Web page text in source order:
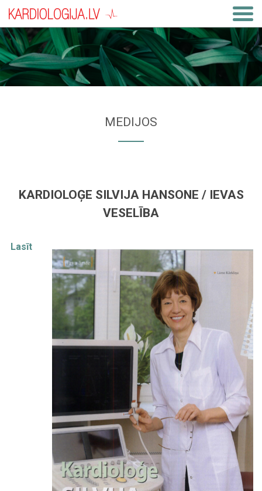
MEDIJOS
KARDIOLOĢE SILVIJA HANSONE / IEVAS
VESELĪBA
Lasīt